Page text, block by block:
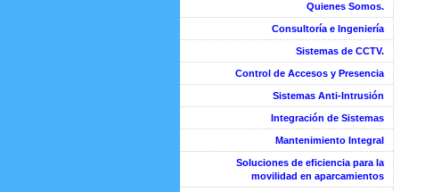
Quienes Somos.
Consultoría e Ingeniería
Sistemas de CCTV.
Control de Accesos y Presencia
Sistemas Anti-Intrusión
Integración de Sistemas
Mantenimiento Integral
Soluciones de eficiencia para la
movilidad en aparcamientos